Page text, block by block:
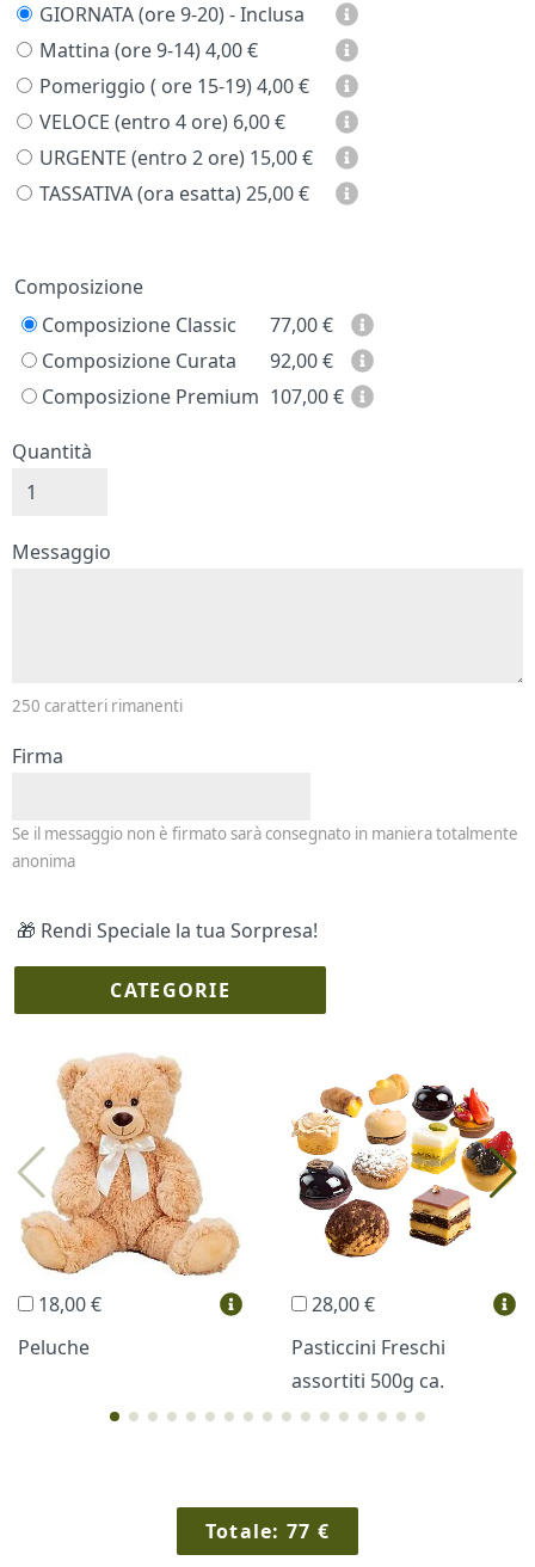
GIORNATA (ore 9-20) - Inclusa
Mattina (ore 9-14) 4,00 €
Pomeriggio ( ore 15-19) 4,00 €
VELOCE (entro 4 ore) 6,00 €
URGENTE (entro 2 ore) 15,00 €
TASSATIVA (ora esatta) 25,00 €
Prezzo
Composizione
Composizione Classic
77,00€
Composizione Curata
92,00€
Composizione Premium 107,00€
Quantità
Messaggio e firma
Messaggio
250 caratteri rimanenti
Firma
Se il messaggio non è firmato sarà consegnato in maniera totalmente
anonima
🎁 Rendi Speciale la tua Sorpresa!
CATEGORIE
I più scelti
Profumi Collane Lussoni®
Trudi® THUN®
Regali Personalizzati
18,00 €
Peluche
28,00 €
Pasticcini Freschi
assortiti 500g ca.
Totale:77 €